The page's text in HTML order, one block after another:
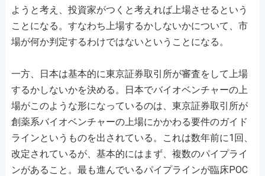
ようと考え、投資家がつくと考えれば上場させるという
ことになる。すなわち上場するかしないかについて、市
場が何か判定するわけではないということになる。
一方、日本は基本的に東京証券取引所が審査をして上場
するかしないかを決める。日本でバイオベンチャーの上
場がこのような形になっているのは、東京証券取引所が
創薬系バイオベンチャーの上場にかかわる要件のガイド
ラインというものを出されている。これは数年前に1回、
改定されているが、基本的にはまず、複数のパイプライ
ンがあること。最も進んでいるパイプラインが臨床POC